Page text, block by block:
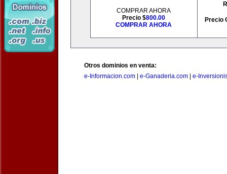
COMPRAR AHORA
Precio $800.00
COMPRAR AHORA
Precio
Otros dominios en venta:
e-Informacion.com
e-Ganaderia.com e-